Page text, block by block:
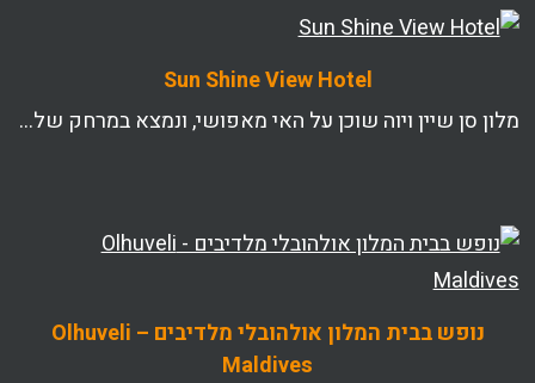
Sun Shine View Hotel
מלון סן שיין ויוה שוכן על האי מאפושי, ונמצא במרחק של…
נופש בבית המלון אולהובלי מלדיבים – Olhuveli
Maldives